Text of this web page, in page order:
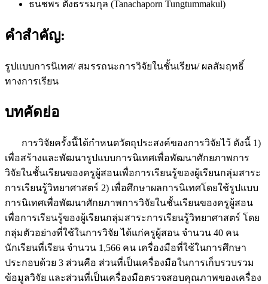
ธนชพร ตั้งธรรมกุล (Tanachaporn Tungtummakul)
คำสำคัญ:
รูปแบบการนิเทศ/ สมรรถนะการวิจัยในชั้นเรียน/ ผลสัมฤทธิ์
ทางการเรียน
บทคัดย่อ
การวิจัยครั้งนี้ได้กำหนดวัตถุประสงค์ของการวิจัยไว้ ดังนี้ 1)
เพื่อสร้างและพัฒนารูปแบบการนิเทศเพื่อพัฒนาศักยภาพการ
วิจัยในชั้นเรียนของครูผู้สอนเพื่อการเรียนรู้ของผู้เรียนกลุ่มสาระ
การเรียนรู้วิทยาศาสตร์ 2) เพื่อศึกษาผลการนิเทศโดยใช้รูปแบบ
การนิเทศเพื่อพัฒนาศักยภาพการวิจัยในชั้นเรียนของครูผู้สอน
เพื่อการเรียนรู้ของผู้เรียนกลุ่มสาระการเรียนรู้วิทยาศาสตร์ โดย
กลุ่มตัวอย่างที่ใช้ในการวิจัย ได้แก่ครูผู้สอน จำนวน 40 คน
นักเรียนที่เรียน จำนวน 1,566 คน เครื่องมือที่ใช้ในการศึกษา
ประกอบด้วย 3 ส่วนคือ ส่วนที่เป็นเครื่องมือในการเก็บรวบรวม
ข้อมูลวิจัย และส่วนที่เป็นเครื่องมือตรวจสอบคุณภาพของเครื่อง